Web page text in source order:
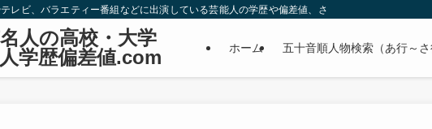
レビ、バラエティー番組などに出演している芸能人の学歴や偏差値、さらに政治家やスポー
人の高校・大学
学歴偏差値.com
ホーム 五十音順人物検索（あ行～